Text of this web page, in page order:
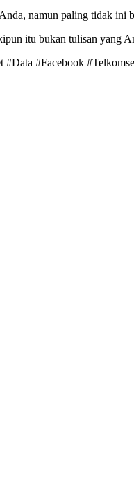
namun paling tidak ini
itu bukan tulisan yang
#Data #Facebook